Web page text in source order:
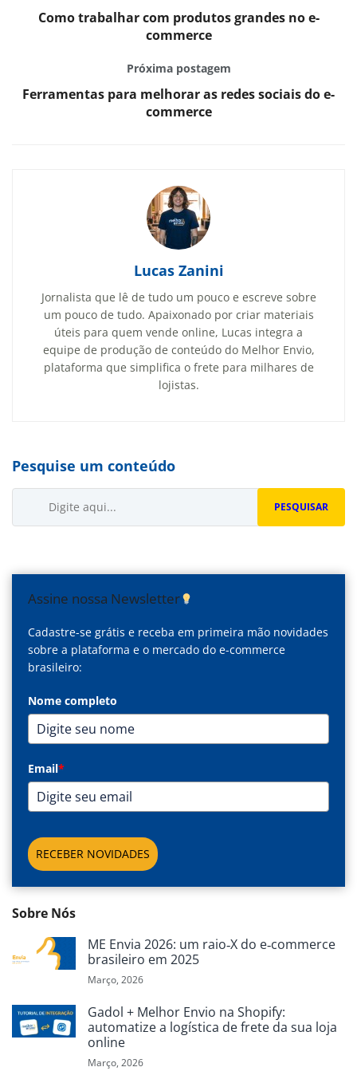
Como trabalhar com produtos grandes no e-
commerce
Próxima postagem
Ferramentas para melhorar as redes sociais do e-
commerce
Lucas Zanini
Jornalista que lê de tudo um pouco e escreve sobre
um pouco de tudo. Apaixonado por criar materiais
úteis para quem vende online, Lucas integra a
equipe de produção de conteúdo do Melhor Envio,
plataforma que simplifica o frete para milhares de
lojistas.
Pesquise um conteúdo
PESQUISAR
Assine nossa Newsletter
Cadastre-se grátis e receba em primeira mão novidades
sobre a plataforma e o mercado do e-commerce
brasileiro:
Nome completo
Email*
RECEBER NOVIDADES
Sobre Nós
ME Envia 2026: um raio‑X do e‑commerce
brasileiro em 2025
Março, 2026
Gadol + Melhor Envio na Shopify:
automatize a logística de frete da sua loja
online
Março, 2026